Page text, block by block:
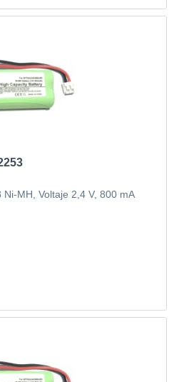
MH, Voltaje 2,4 V, 800 mA